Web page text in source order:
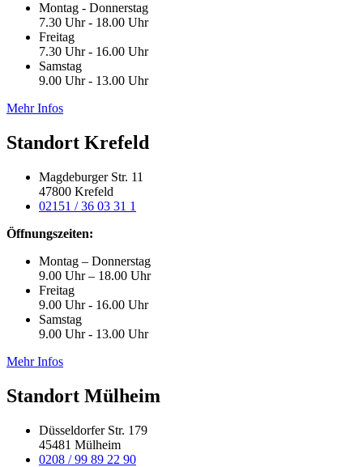
Montag - Donnerstag
7.30 Uhr - 18.00 Uhr
Freitag
7.30 Uhr - 16.00 Uhr
Samstag
9.00 Uhr - 13.00 Uhr
Mehr Infos
Standort Krefeld
Magdeburger Str. 11
47800 Krefeld
02151 / 36 03 31 1
Öffnungszeiten:
Montag – Donnerstag
9.00 Uhr – 18.00 Uhr
Freitag
9.00 Uhr - 16.00 Uhr
Samstag
9.00 Uhr - 13.00 Uhr
Mehr Infos
Standort Mülheim
Düsseldorfer Str. 179
45481 Mülheim
0208 / 99 89 22 90